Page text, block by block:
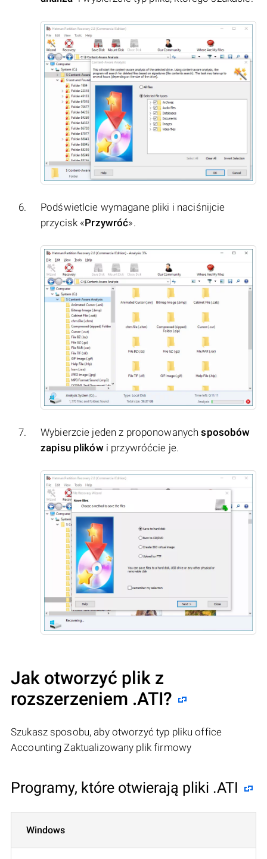
Podświetlcie wymagane pliki i naciśnijcie
przycisk «Przywróć».
Wybierzcie jeden z proponowanychsposobów
zapisu plikówi przywróćcie je.
Jak otworzyć plik z
rozszerzeniem .ATI?
Szukasz sposobu, aby otworzyć typ pliku office
Accounting Zaktualizowany plik firmowy
Programy, które otwierają pliki .ATI
Windows